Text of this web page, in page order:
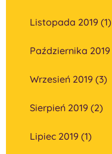
Listopada 2019 (1)
Października
Wrzesień 2019 (3)
Sierpień 2019 (2)
Lipiec 2019 (1)